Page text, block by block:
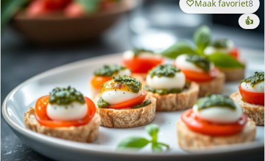
Maak favoriet8
👍